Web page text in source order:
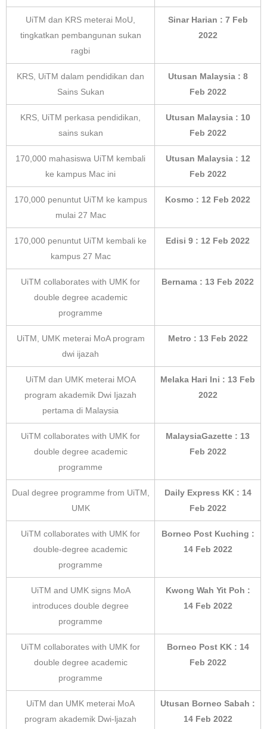
UiTM dan KRS meterai MoU,
tingkatkan pembangunan sukan
ragbi
Sinar Harian : 7 Feb
2022
KRS, UiTM dalam pendidikan dan
Sains Sukan
Utusan Malaysia : 8
Feb 2022
KRS, UiTM perkasa pendidikan,
sains sukan
Utusan Malaysia : 10
Feb 2022
170,000 mahasiswa UiTM kembali
ke kampus Mac ini
Utusan Malaysia : 12
Feb 2022
170,000 penuntut UiTM ke kampus
mulai 27 Mac
Kosmo : 12 Feb 2022
170,000 penuntut UiTM kembali ke
kampus 27 Mac
Edisi 9 : 12 Feb 2022
UiTM collaborates with UMK for
double degree academic
programme
Bernama : 13 Feb 2022
UiTM, UMK meterai MoA program
dwi ijazah
Metro : 13 Feb 2022
UiTM dan UMK meterai MOA
program akademik Dwi Ijazah
pertama di Malaysia
Melaka Hari Ini : 13 Feb
2022
UiTM collaborates with UMK for
double degree academic
programme
MalaysiaGazette : 13
Feb 2022
Dual degree programme from UiTM,
UMK
Daily Express KK : 14
Feb 2022
UiTM collaborates with UMK for
double-degree academic
programme
Borneo Post Kuching :
14 Feb 2022
UiTM and UMK signs MoA
introduces double degree
programme
Kwong Wah Yit Poh :
14 Feb 2022
UiTM collaborates with UMK for
double degree academic
programme
Borneo Post KK : 14
Feb 2022
UiTM dan UMK meterai MoA
program akademik Dwi-ljazah
Utusan Borneo Sabah :
14 Feb 2022